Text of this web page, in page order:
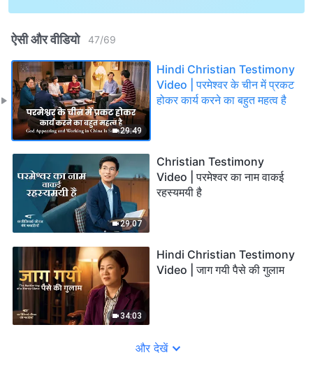
ऐसी और वीडियो 47/69
29:49
Hindi Christian Testimony
Video | परमेश्वर के चीन में प्रकट
होकर कार्य करने का बहुत महत्व है
29:07
Christian Testimony
Video | परमेश्वर का नाम वाकई
रहस्यमयी है
34:03
Hindi Christian Testimony
Video | जाग गयी पैसे की गुलाम
और देखें